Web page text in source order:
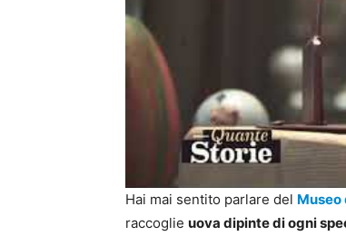
Hai mai sentito parlare del Museo
raccoglie uova dipinte di ogni